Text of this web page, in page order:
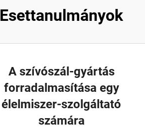
Esettanulmányok
A szívószál-gyártás
forradalmasítása egy
élelmiszer-szolgáltató
számára